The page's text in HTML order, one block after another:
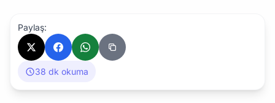
Paylaş:
38 dk okuma